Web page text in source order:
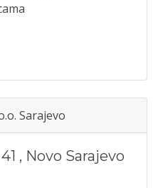
Sarajevo
, Novo Sarajevo